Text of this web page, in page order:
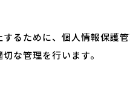
るために、個人情報保護
な管理を行います。